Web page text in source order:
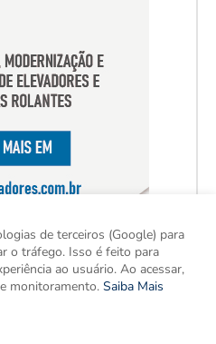
de terceiros (Google) para
o tráfego. Isso é feito para
ao usuário. Ao acessar,
monitoramento. Saiba Mais